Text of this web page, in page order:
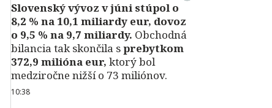
Slovenský vývoz v júni stúpol o
8,2 % na 10,1 miliardy eur, dovoz
o 9,5 % na 9,7 miliardy. Obchodná
bilancia tak skončila sprebytkom
372,9 milióna eur, ktorý bol
medziročne nižší o 73 miliónov.
10:38